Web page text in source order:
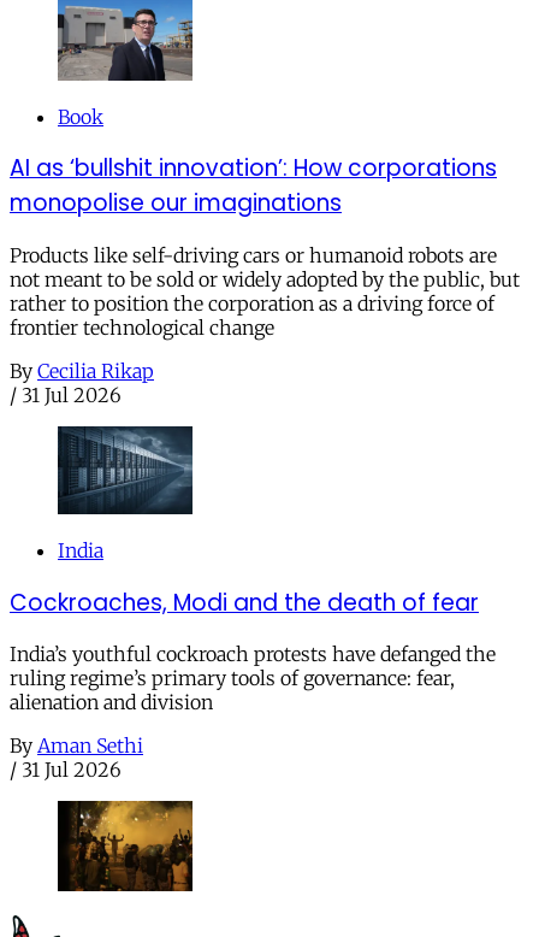
Book
AI as ‘bullshit innovation’: How corporations
monopolise our imaginations
Products like self-driving cars or humanoid robots are
not meant to be sold or widely adopted by the public, but
rather to position the corporation as a driving force of
frontier technological change
By Cecilia Rikap
/ 31 Jul 2026
India
Cockroaches, Modi and the death of fear
India’s youthful cockroach protests have defanged the
ruling regime’s primary tools of governance: fear,
alienation and division
By Aman Sethi
/ 31 Jul 2026